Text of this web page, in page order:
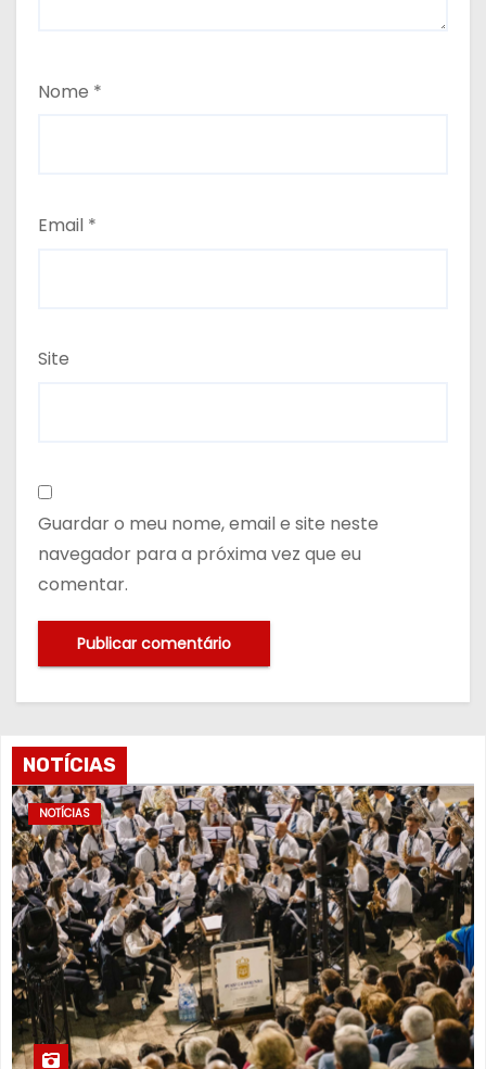
Nome *
Email *
Site
Guardar o meu nome, email e site neste
navegador para a próxima vez que eu
comentar.
NOTÍCIAS
NOTÍCIAS